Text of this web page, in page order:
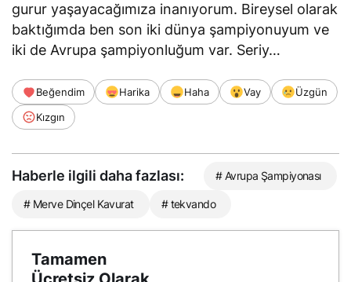
gurur yaşayacağımıza inanıyorum. Bireysel olarak
baktığımda ben son iki dünya şampiyonuyum ve
iki de Avrupa şampiyonluğum var. Seriy…
Beğendim Harika Haha Vay
Üzgün
Kızgın
Haberle ilgili daha fazlası: # Avrupa Şampiyonası
# Merve Dinçel Kavurat # tekvando
Tamamen